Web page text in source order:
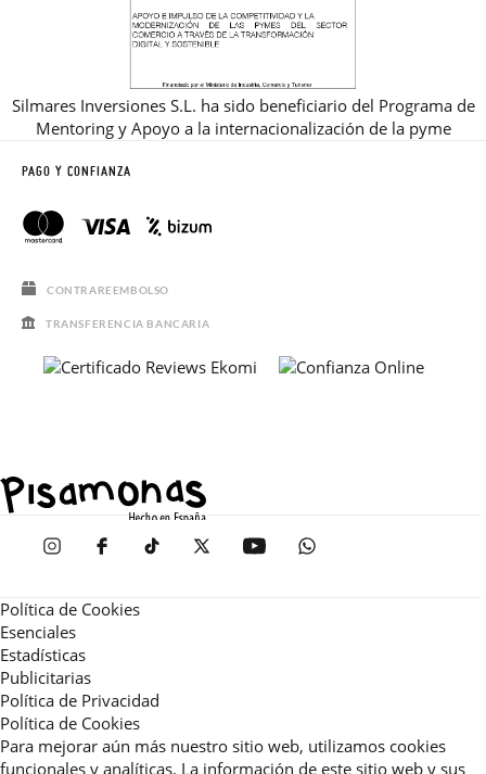
Silmares Inversiones S.L. ha sido beneficiario del Programa de
Mentoring y Apoyo a la internacionalización de la pyme
PAGO Y CONFIANZA
CONTRAREEMBOLSO
TRANSFERENCIA BANCARIA
Política de Cookies
Esenciales
Estadísticas
Publicitarias
Política de Privacidad
Política de Cookies
Para mejorar aún más nuestro sitio web, utilizamos cookies
funcionales y analíticas. La información de este sitio web y sus